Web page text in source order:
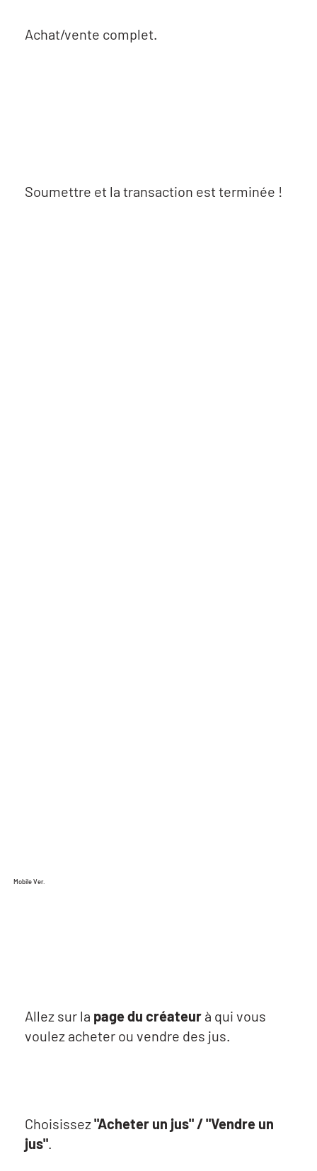
Achat/vente complet.
Soumettre et la transaction est terminée !
Mobile Ver.
Allez sur la page du créateur à qui vous
voulez acheter ou vendre des jus.
Choisissez"Acheter un jus" / "Vendre un
jus"